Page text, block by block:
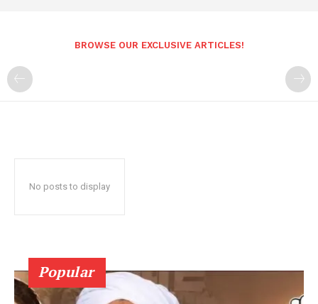
BROWSE OUR EXCLUSIVE ARTICLES!
No posts to display
Popular